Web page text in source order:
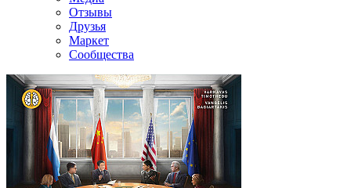
Отзывы
Друзья
Маркет
Сообщества